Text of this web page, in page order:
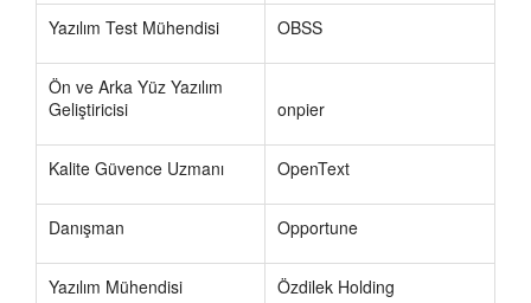
Yazılım Test Mühendisi OBSS
Ön ve Arka Yüz Yazılım
Geliştiricisi
onpier
Kalite Güvence Uzmanı OpenText
Danışman Opportune
Yazılım Mühendisi Özdilek Holding